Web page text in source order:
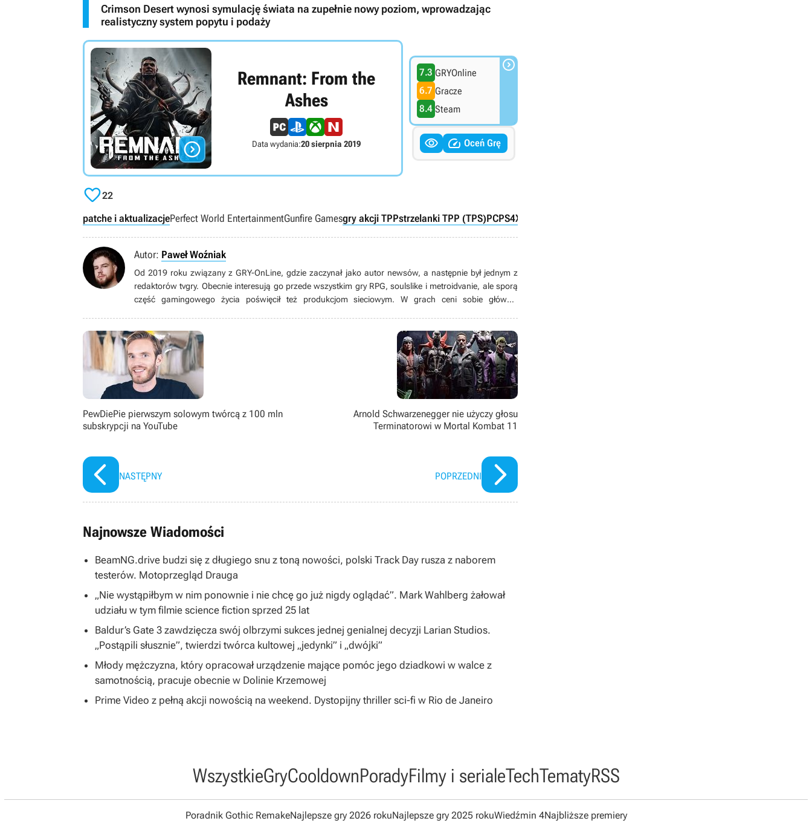
Crimson Desert wynosi symulację świata na zupełnie nowy poziom, wprowadzając
realistyczny system popytu i podaży

Remnant: From the
Ashes
Data wydania:20 sierpnia 2019
7.3 GRYOnline
6.7 Gracze
8.4 Steam

  Oceń Grę
22
patche i aktualizacjePerfect World EntertainmentGunfire Gamesgry akcji TPPstrzelanki TPP (TPS)PCPS4XONE
Autor: Paweł Woźniak
Od 2019 roku związany z GRY-OnLine, gdzie zaczynał jako autor newsów, a następnie był jednym z
redaktorów tvgry. Obecnie interesują go przede wszystkim gry RPG, soulslike i metroidvanie, ale sporą
część gamingowego życia poświęcił też produkcjom sieciowym. W grach ceni sobie głównie
PewDiePie pierwszym solowym twórcą z 100 mln
subskrypcji na YouTube
NASTĘPNY
Arnold Schwarzenegger nie użyczy głosu
Terminatorowi w Mortal Kombat 11
POPRZEDNI
Najnowsze Wiadomości
BeamNG.drive budzi się z długiego snu z toną nowości, polski Track Day rusza z naborem
testerów. Motoprzegląd Drauga
„Nie wystąpiłbym w nim ponownie i nie chcę go już nigdy oglądać”. Mark Wahlberg żałował
udziału w tym filmie science fiction sprzed 25 lat
Baldur’s Gate 3 zawdzięcza swój olbrzymi sukces jednej genialnej decyzji Larian Studios.
„Postąpili słusznie”, twierdzi twórca kultowej „jedynki” i „dwójki”
Młody mężczyzna, który opracował urządzenie mające pomóc jego dziadkowi w walce z
samotnością, pracuje obecnie w Dolinie Krzemowej
Prime Video z pełną akcji nowością na weekend. Dystopijny thriller sci-fi w Rio de Janeiro
WszystkieGryCooldownPoradyFilmy i serialeTechTematyRSS
Poradnik Gothic RemakeNajlepsze gry 2026 rokuNajlepsze gry 2025 rokuWiedźmin 4Najbliższe premiery